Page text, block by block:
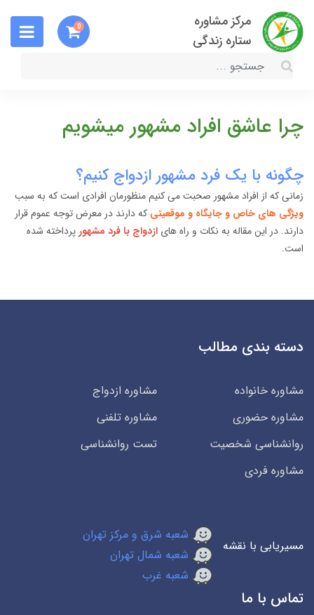
مرکز مشاوره
ستاره زندگی
0
چرا عاشق افراد مشهور میشویم
چگونه با یک فرد مشهور ازدواج کنیم؟
زمانی که از افراد مشهور صحبت می کنیم منظورمان افرادی است که به سبب
ویژگی های خاص و جایگاه و موقعیتی که دارند در معرض توجه عموم قرار
دارند. در این مقاله به نکات و راه های ازدواج با فرد مشهور پرداخته شده
است.
دسته بندی مطالب
مشاوره خانواده
مشاوره ازدواج
مشاوره حضوری
مشاوره تلفنی
روانشناسی شخصیت
تست روانشناسی
مشاوره فردی
مسیریابی با نقشه
شعبه شرق و مرکز تهران
شعبه شمال تهران
شعبه غرب
تماس با ما